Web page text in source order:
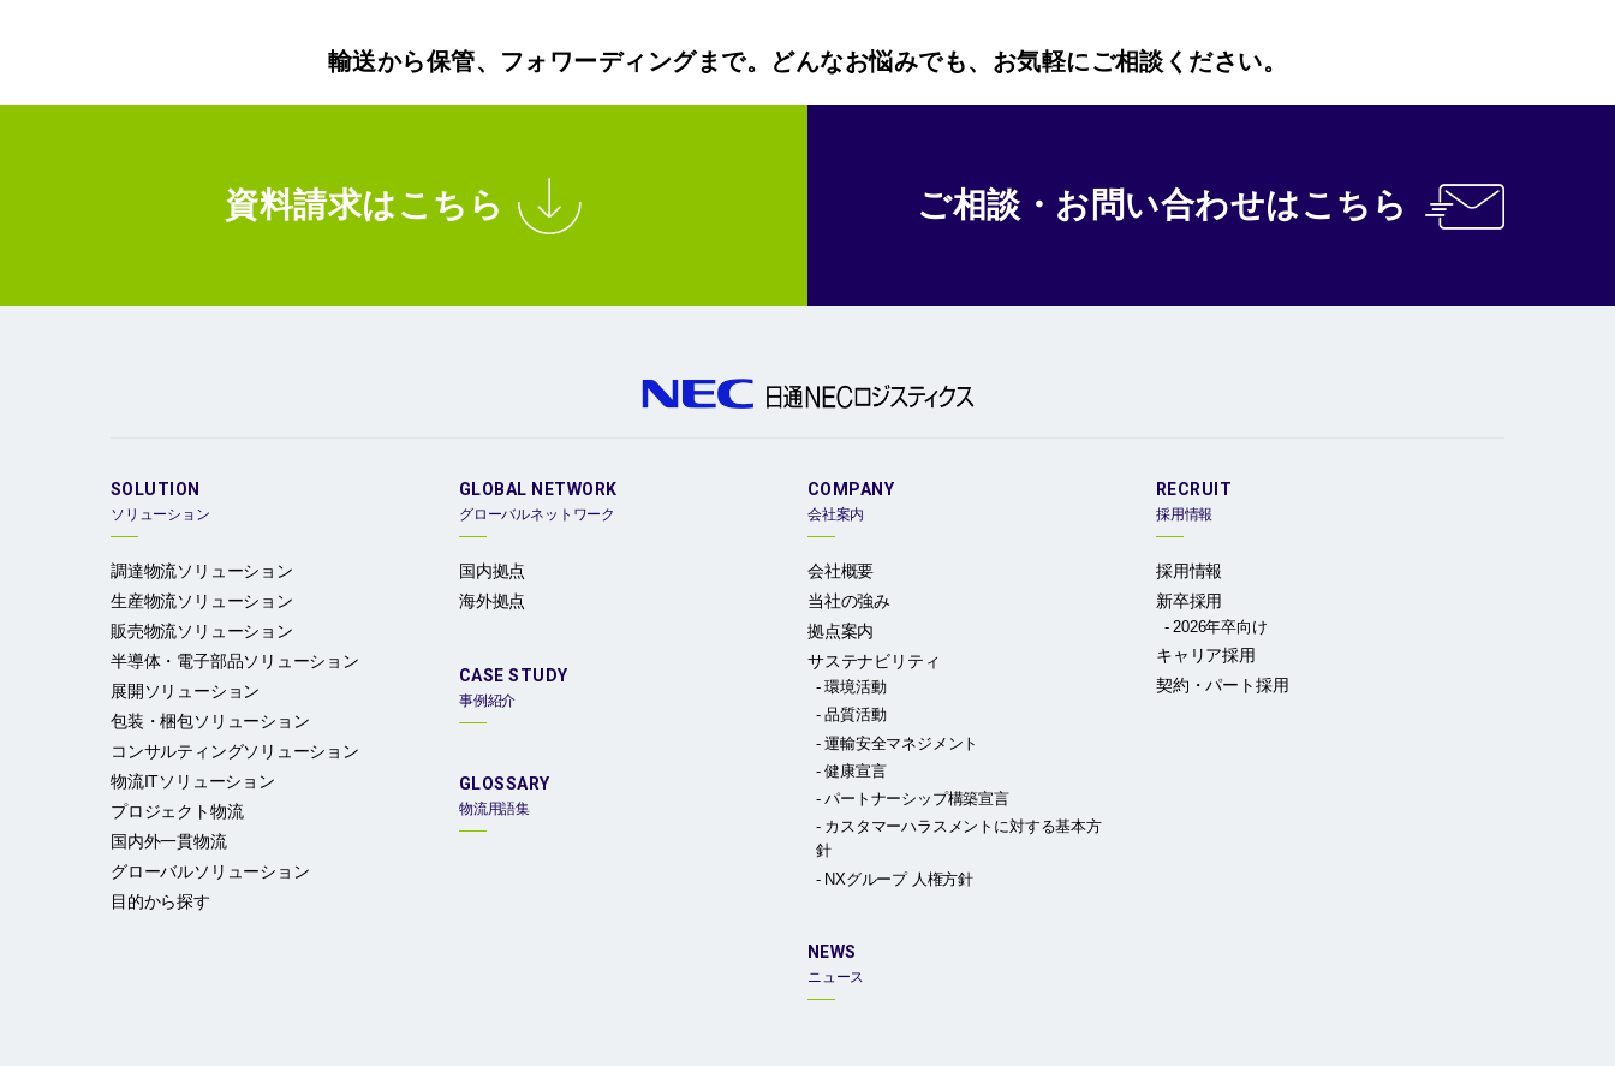
輸送から保管、フォワーディングまで。どんなお悩みでも、お気軽にご相談ください。
資料請求はこちら ご相談・お問い合わせはこちら
SOLUTION
ソリューション
調達物流ソリューション
生産物流ソリューション
販売物流ソリューション
半導体・電子部品ソリューション
展開ソリューション
包装・梱包ソリューション
コンサルティングソリューション
物流ITソリューション
プロジェクト物流
国内外一貫物流
グローバルソリューション
目的から探す
GLOBAL NETWORK
グローバルネットワーク
国内拠点
海外拠点
CASE STUDY
事例紹介
GLOSSARY
物流用語集
COMPANY
会社案内
会社概要
当社の強み
拠点案内
サステナビリティ
環境活動
品質活動
運輸安全マネジメント
健康宣言
パートナーシップ構築宣言
カスタマーハラスメントに対する基本方
針
NXグループ 人権方針
NEWS
ニュース
RECRUIT
採用情報
採用情報
新卒採用
2026年卒向け
キャリア採用
契約・パート採用